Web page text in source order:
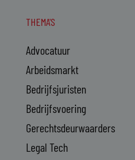
THEMA'S
Advocatuur
Arbeidsmarkt
Bedrijfsjuristen
Bedrijfsvoering
Gerechtsdeurwaarders
Legal Tech